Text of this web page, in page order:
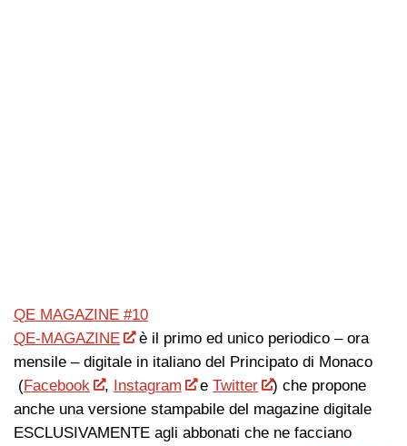
QE MAGAZINE #10
QE-MAGAZINE
è il primo ed unico periodico – ora
mensile – digitale in italiano del Principato di Monaco
(Facebook , Instagram eTwitter
) che propone
anche una versione stampabile del magazine digitale
ESCLUSIVAMENTE agli abbonati che ne facciano